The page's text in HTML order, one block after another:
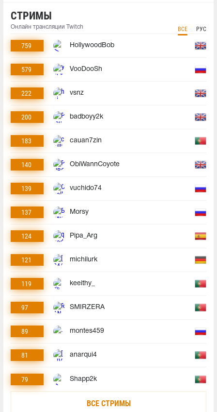
СТРИМЫ
Онлайн трансляции Twitch ВСЕ РУС
759 HollywoodBob
579 VooDooSh
222 vsnz
200 badboyy2k
183 cauan7zin
140 ObiWannCoyote
139 vuchido74
137 Morsy
124 Pipa_Arg
121 michilurk
119 keeithy_
97 SMIRZERA
89 montes459
81 anarqui4
79 Shapp2k
ВСЕ СТРИМЫ